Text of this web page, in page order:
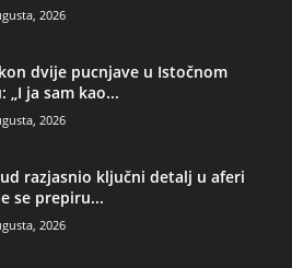
2026
dvije pucnjave u Istočnom
„I ja sam kao...
2026
razjasnio ključni detalj u aferi
se prepiru...
2026